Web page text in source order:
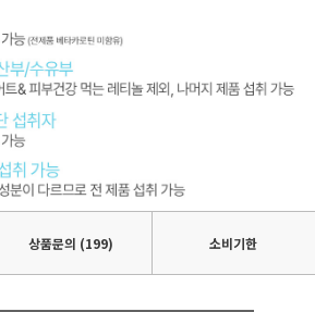
상품문의 (199) 소비기한